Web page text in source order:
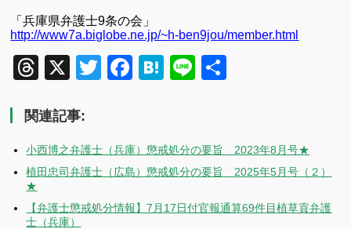
「兵庫県弁護士9条の会」
http://www7a.biglobe.ne.jp/~h-ben9jou/member.html
Threads
X TwitterFacebook
Hatena
Line
関連記事:
小西博之弁護士（兵庫）懲戒処分の要旨 2023年8月号★
植田忠司弁護士（広島）懲戒処分の要旨 2025年5月号（２）
★
【弁護士懲戒処分情報】7月17日付官報通算69件目植草貢弁護
士（兵庫）